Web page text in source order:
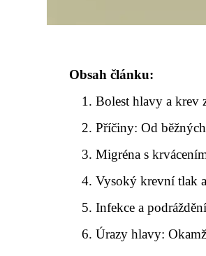
Obsah článku:
Bolest hlavy a krev
Příčiny: Od
Migréna s
Vysoký krevní tlak
Infekce a
Úrazy hlavy: